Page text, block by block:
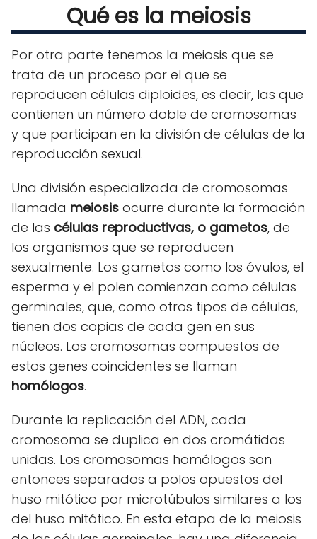
Qué es la meiosis
Por otra parte tenemos la meiosis que se
trata de un proceso por el que se
reproducen células diploides, es decir, las que
contienen un número doble de cromosomas
y que participan en la división de células de la
reproducción sexual.
Una división especializada de cromosomas
llamada meiosis ocurre durante la formación
de las células reproductivas, o gametos, de
los organismos que se reproducen
sexualmente. Los gametos como los óvulos, el
esperma y el polen comienzan como células
germinales, que, como otros tipos de células,
tienen dos copias de cada gen en sus
núcleos. Los cromosomas compuestos de
estos genes coincidentes se llaman
homólogos.
Durante la replicación del ADN, cada
cromosoma se duplica en dos cromátidas
unidas. Los cromosomas homólogos son
entonces separados a polos opuestos del
huso mitótico por microtúbulos similares a los
del huso mitótico. En esta etapa de la meiosis